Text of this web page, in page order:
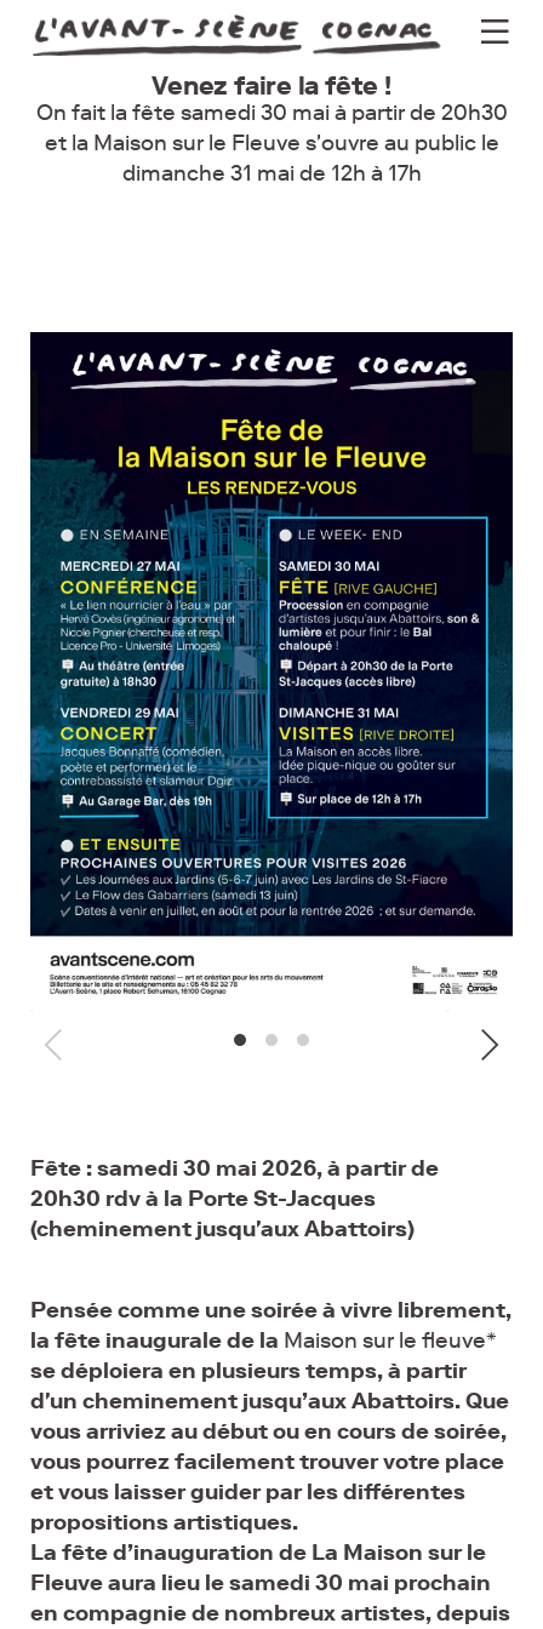
Programme
Actus
Billetterie Newsletter
Venez faire la fête !
On fait la fête samedi 30 mai à partir de 20h30
et la Maison sur le Fleuve s'ouvre au public le
dimanche 31 mai de 12h à 17h
Fête : samedi 30 mai 2026, à partir de
20h30 rdv à la Porte St-Jacques
(cheminement jusqu'aux Abattoirs)
Pensée comme une soirée à vivre librement,
la fête inaugurale de la Maison sur le fleuve*
se déploiera en plusieurs temps, à partir
d'un cheminement jusqu’aux Abattoirs. Que
vous arriviez au début ou en cours de soirée,
vous pourrez facilement trouver votre place
et vous laisser guider par les différentes
propositions artistiques.
La fête d’inauguration de La Maison sur le
Fleuve aura lieu le samedi 30 mai prochain
en compagnie de nombreux artistes, depuis